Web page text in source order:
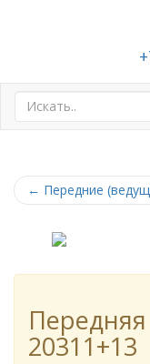
← Передние
20311+13